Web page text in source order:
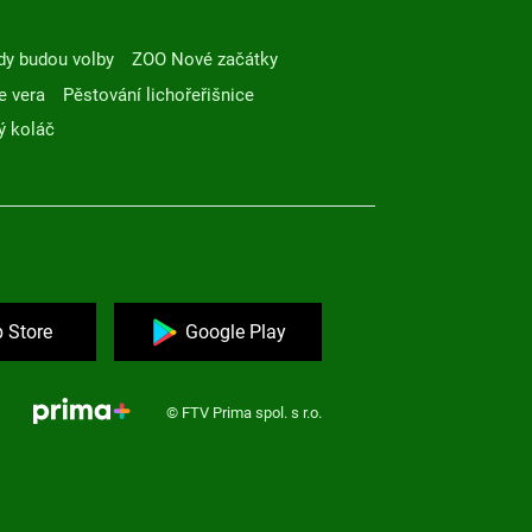
budou volby
ZOO Nové začátky
vera
Pěstování lichořeřišnice
koláč
Store Google Play
© FTV Prima spol. s r.o.